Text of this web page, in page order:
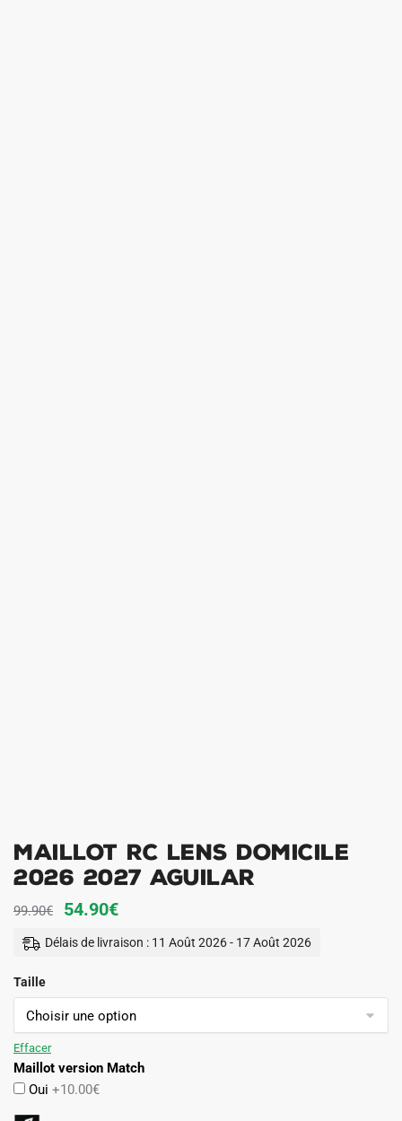
Maillot RC Lens Domicile
2026 2027 Aguilar
99.90€
Le
prix
99.90€.
54.90€Le
prix
54.90€.
Délais de livraison : 11 Août 2026 - 17 Août 2026
Taille
Effacer
Maillot version Match
Oui +10.00€